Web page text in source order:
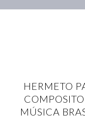
HERMETO
MÚSICA